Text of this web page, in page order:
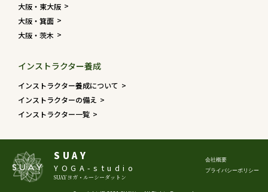
大阪・東大阪
大阪・箕面
大阪・茨木
インストラクター養成
インストラクター養成について
インストラクターの備え
インストラクター一覧
SUAY
YOGA-studio
SUAYヨガ・ルーシーダットン
会社概要
プライバシーポリシー